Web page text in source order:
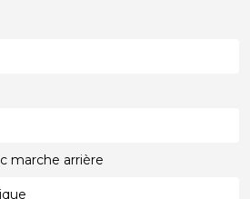
marche arrière